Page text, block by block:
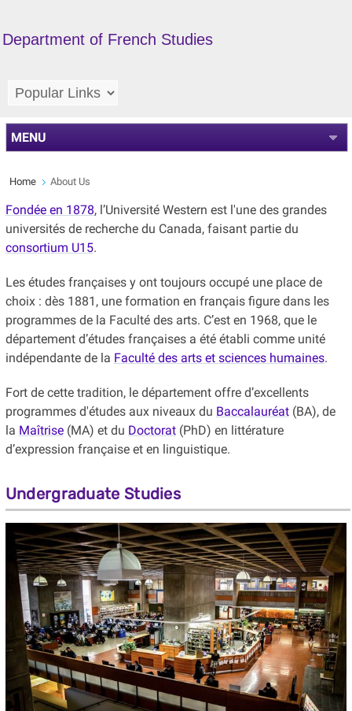
Department of French Studies
MENU
Home About Us
Fondée en 1878, l’Université Western est l'une des grandes
universités de recherche du Canada, faisant partie du
consortium U15.
Les études françaises y ont toujours occupé une place de
choix : dès 1881, une formation en français figure dans les
programmes de la Faculté des arts. C’est en 1968, que le
département d’études françaises a été établi comme unité
indépendante de la Faculté des arts et sciences humaines.
Fort de cette tradition, le département offre d’excellents
programmes d'études aux niveaux du Baccalauréat(BA), de
la Maîtrise(MA) et du Doctorat(PhD) en littérature
d’expression française et en linguistique.
Undergraduate Studies